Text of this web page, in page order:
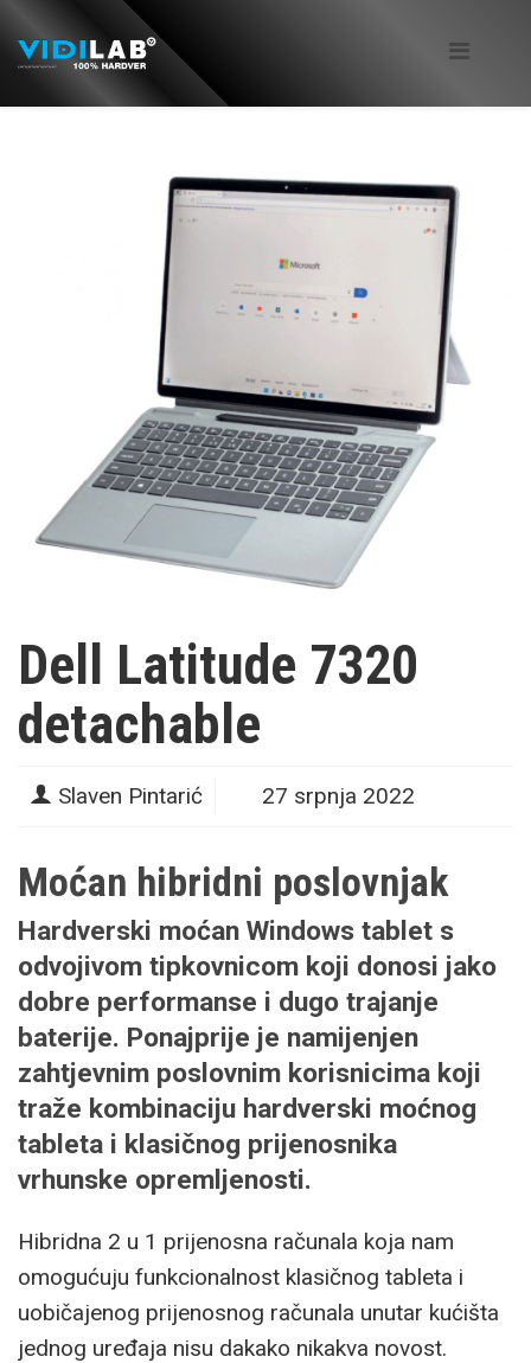
Dell Latitude 7320
detachable
Slaven Pintarić 27 srpnja 2022
Moćan hibridni poslovnjak
Hardverski moćan Windows tablet s
odvojivom tipkovnicom koji donosi jako
dobre performanse i dugo trajanje
baterije. Ponajprije je namijenjen
zahtjevnim poslovnim korisnicima koji
traže kombinaciju hardverski moćnog
tableta i klasičnog prijenosnika
vrhunske opremljenosti.
Hibridna 2 u 1 prijenosna računala koja nam
omogućuju funkcionalnost klasičnog tableta i
uobičajenog prijenosnog računala unutar kućišta
jednog uređaja nisu dakako nikakva novost.